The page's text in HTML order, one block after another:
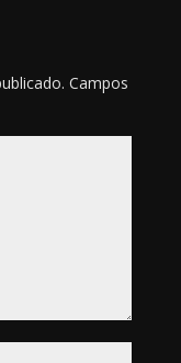
Campos